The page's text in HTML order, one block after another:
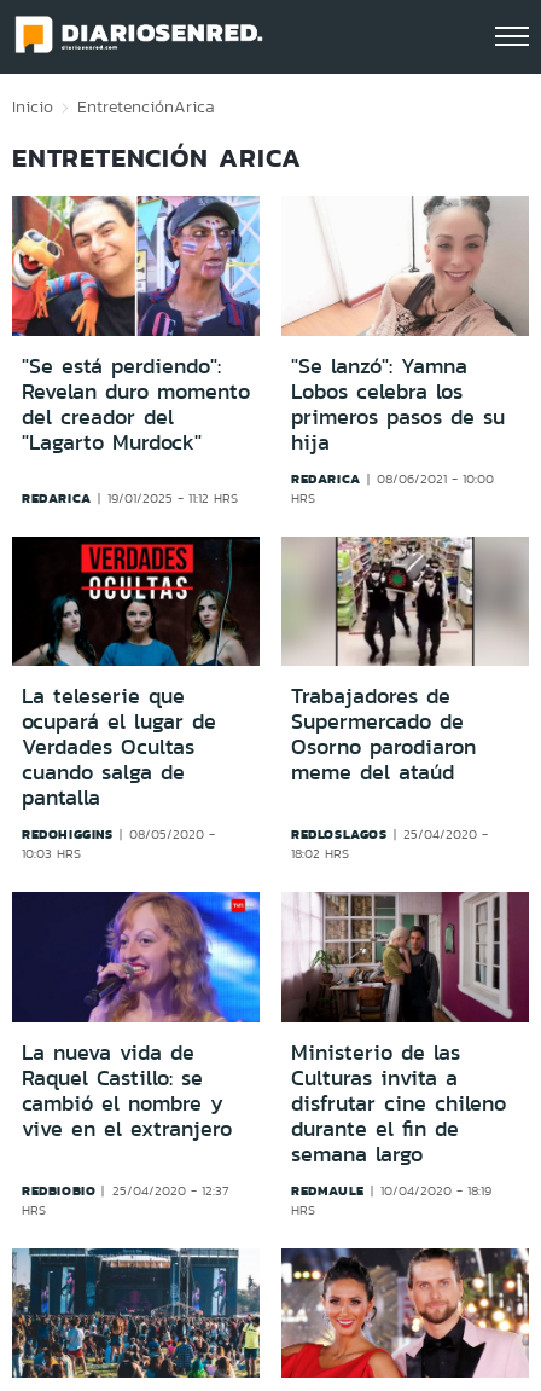
Click acá para ir directamente al contenido
Inicio EntretenciónArica
ENTRETENCIÓN ARICA
"Se está perdiendo":
Revelan duro momento
del creador del
"Lagarto Murdock"
REDARICA 19/01/2025 - 11:12 HRS
"Se lanzó": Yamna
Lobos celebra los
primeros pasos de su
hija
REDARICA
08/06/2021 - 10:00
HRS
La teleserie que
ocupará el lugar de
Verdades Ocultas
cuando salga de
pantalla
REDOHIGGINS
08/05/2020 -
10:03 HRS
Trabajadores de
Supermercado de
Osorno parodiaron
meme del ataúd
REDLOSLAGOS
25/04/2020 -
18:02 HRS
La nueva vida de
Raquel Castillo: se
cambió el nombre y
vive en el extranjero
REDBIOBIO
25/04/2020 - 12:37
HRS
Ministerio de las
Culturas invita a
disfrutar cine chileno
durante el fin de
semana largo
REDMAULE
10/04/2020 - 18:19
HRS